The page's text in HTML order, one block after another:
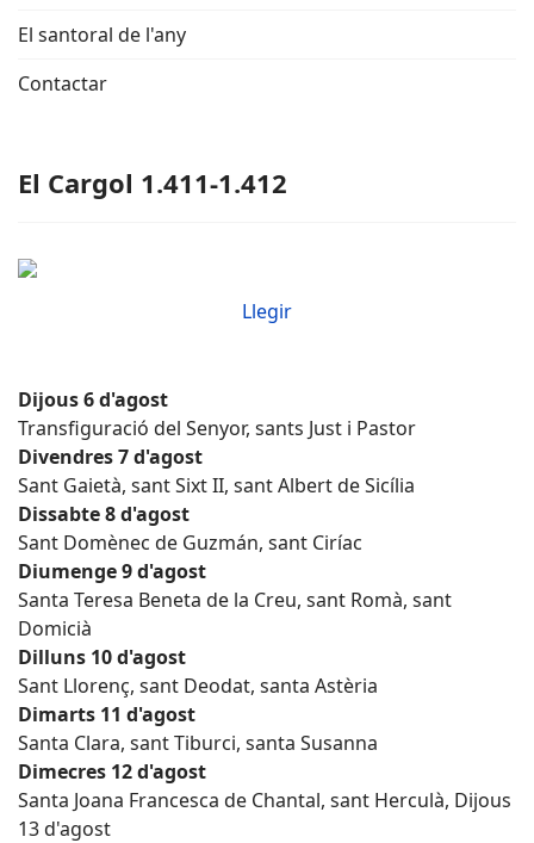
El santoral de l'any
Contactar
El Cargol 1.411-1.412
Llegir
Dijous 6 d'agost
Transfiguració del Senyor, sants Just i Pastor
Divendres 7 d'agost
Sant Gaietà, sant Sixt II, sant Albert de Sicília
Dissabte 8 d'agost
Sant Domènec de Guzmán, sant Ciríac
Diumenge 9 d'agost
Santa Teresa Beneta de la Creu, sant Romà, sant
Domicià
Dilluns 10 d'agost
Sant Llorenç, sant Deodat, santa Astèria
Dimarts 11 d'agost
Santa Clara, sant Tiburci, santa Susanna
Dimecres 12 d'agost
Santa Joana Francesca de Chantal, sant Herculà, Dijous
13 d'agost